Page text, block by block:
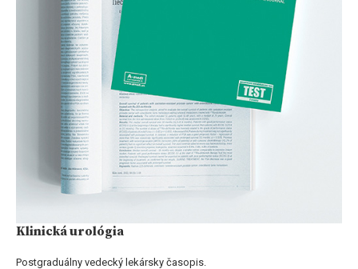
Klinická urológia
Postgraduálny vedecký lekársky časopis.